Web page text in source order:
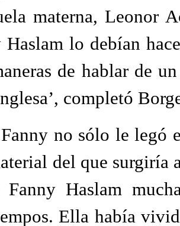
materna, Leonor
Haslam lo debían
de hablar de
completó
no sólo le
del que surgiría
Fanny Haslam
Ella había